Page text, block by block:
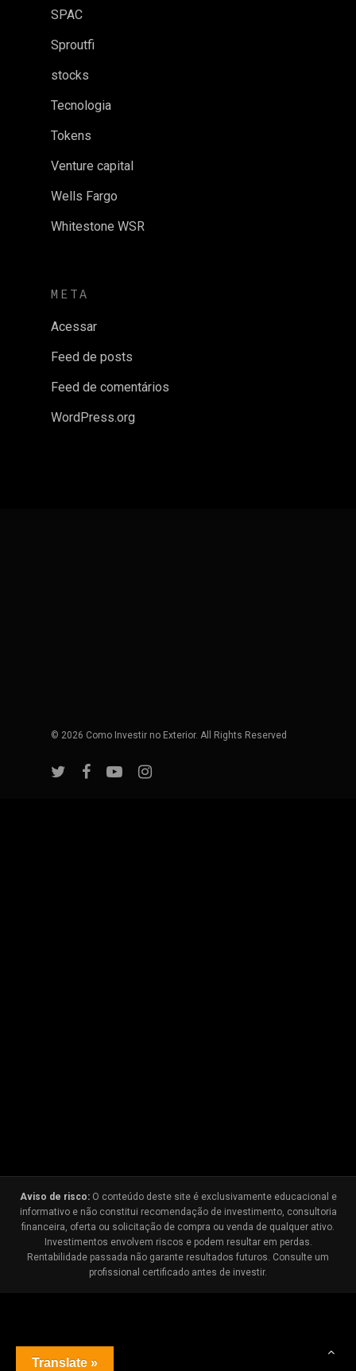
SPAC
Sproutfi
stocks
Tecnologia
Tokens
Venture capital
Wells Fargo
Whitestone WSR
META
Acessar
Feed de posts
Feed de comentários
WordPress.org
© 2026 Como Investir no Exterior. All Rights Reserved
Translate »
Aviso de risco:O conteúdo deste site é exclusivamente educacional e
informativo e não constitui recomendação de investimento, consultoria
financeira, oferta ou solicitação de compra ou venda de qualquer ativo.
Investimentos envolvem riscos e podem resultar em perdas.
Rentabilidade passada não garante resultados futuros. Consulte um
profissional certificado antes de investir.